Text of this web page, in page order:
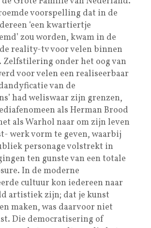
voorspelling dat in de
‘een kwartiertje
zou worden, kwam in de
reality-tv voor velen binnen
Zelfstilering onder het oog van
voor velen een realiseerbaar
van de
had weliswaar zijn grenzen,
als Herman Brood
als Warhol naar om zijn leven
werk vorm te geven, waarbij
personage volstrekt in
ten gunste van een totale
In de moderne
cultuur kon iedereen naar
artistiek zijn; dat je kunst
maken, was daarvoor niet
Die democratisering of